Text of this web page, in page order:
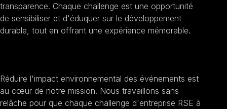
transparence. Chaque challenge est une opportunité
de sensibiliser et d'éduquer sur le développement
durable, tout en offrant une expérience mémorable.
Réduire l'impact environnemental des événements est
au cœur de notre mission. Nous travaillons sans
relâche pour que chaque challenge d'entreprise RSE à